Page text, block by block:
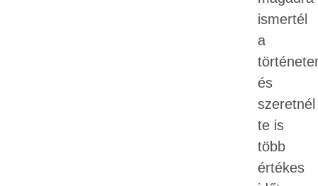
ismertél
a
és
szeretnél
te is
több
értékes